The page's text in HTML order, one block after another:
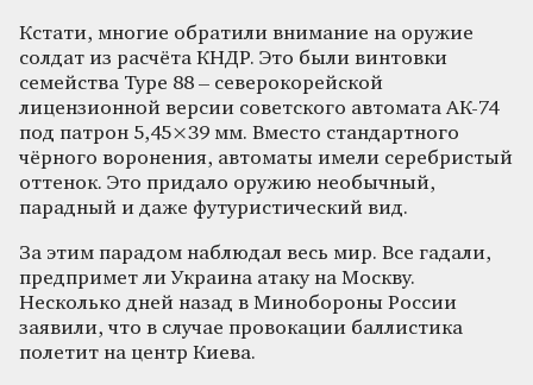
Кстати, многие обратили внимание на оружие
солдат из расчёта КНДР. Это были винтовки
семейства Type 88 – северокорейской
лицензионной версии советского автомата АК-74
под патрон 5,45×39 мм. Вместо стандартного
чёрного воронения, автоматы имели серебристый
оттенок. Это придало оружию необычный,
парадный и даже футуристический вид.
За этим парадом наблюдал весь мир. Все гадали,
предпримет ли Украина атаку на Москву.
Несколько дней назад в Минобороны России
заявили, что в случае провокации баллистика
полетит на центр Киева.